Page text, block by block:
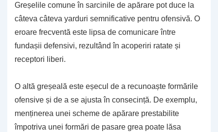
Greșelile comune în sarcinile de apărare pot duce la
câteva câteva yarduri semnificative pentru ofensivă. O
eroare frecventă este lipsa de comunicare între
fundașii defensivi, rezultând în acoperiri ratate și
receptori liberi.
O altă greșeală este eșecul de a recunoaște formările
ofensive și de a se ajusta în consecință. De exemplu,
menținerea unei scheme de apărare prestabilite
împotriva unei formări de pasare grea poate lăsa